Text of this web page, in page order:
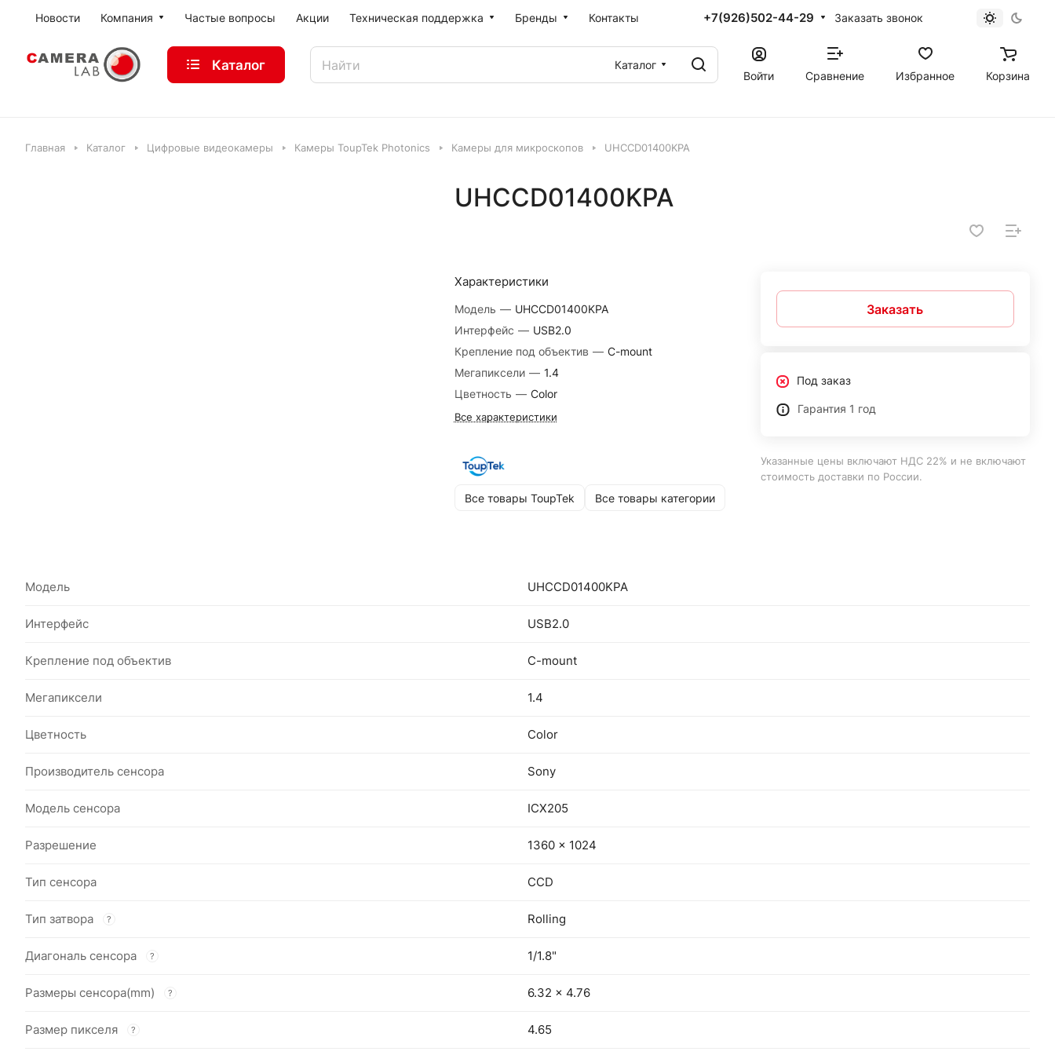
Новости Компания Частые вопросы Акции Техническая поддержка Бренды Контакты +7(926)502-44-29 Заказать звонок
Каталог
Каталог
Войти
Сравнение Избранное Корзина
Главная Каталог Цифровые видеокамеры Камеры ToupTek Photonics Камеры для микроскопов UHCCD01400KPA
UHCCD01400KPA
Характеристики
Модель — UHCCD01400KPA
Интерфейс — USB2.0
Крепление под объектив — C-mount
Мегапиксели — 1.4
Цветность — Color
Все характеристики
Все товары ToupTek Все товары категории
Заказать
Под заказ
Гарантия 1 год
Указанные цены включают НДС 22% и не включают
стоимость доставки по России.
Модель UHCCD01400KPA
Интерфейс USB2.0
Крепление под объектив C-mount
Мегапиксели 1.4
Цветность Color
Производитель сенсора Sony
Модель сенсора ICX205
Разрешение 1360 × 1024
Тип сенсора CCD
Тип затвора ? Rolling
Диагональ сенсора ? 1/1.8"
Размеры сенсора(mm) ? 6.32 × 4.76
Размер пикселя ? 4.65